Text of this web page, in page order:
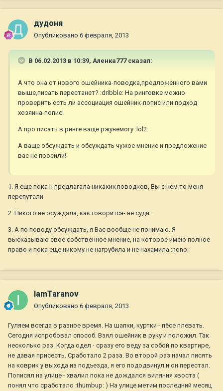
дудоня
Опубликовано 6 февраля, 2013
В 06.02.2013 в 10:39, Аленка777 сказал:
А что она от нового ошейника-поводка,предложенного вами
выше,писать перестанет? :dribble: На ринговке можно
проверить есть ли ассоциация ошейник-попис или подход
хозяина-попис!
А про писать в ринге ваще ржунемогу :lol2:
А ваще обсуждать и обсуждать чужое мнение и предложение
вас не просили!
1. Я еще пока н предлагала никаких поводков, Вы с кем то меня
перепутали
2. Никого не осуждала, как говорится- не суди...
3. А по поводу обсуждать, я Вас вообще не понимаю. Я
высказываю свое собственное мнение, на которое имею полное
право и пока еще никому не нагрубила и не нахамила :nono:
IamTaranov
Опубликовано 6 февраля, 2013
Гуляем всегда в разное время. На шапки, куртки - пёсе плевать.
Сегодня испробовал способ. Взял ошейник в руку и положил. Так
несколько раз. Когда одел - сразу его веду за собой по квартире,
не давая присесть. Сработало 2 раза. Во второй раз начал писять
на коврик у выхода из подъезда, я его пододвинул и он перестал.
Пописял на улице - хвалил пока не дождался виляния хвоста (
понял что сработало :thumbup: ) На улице метим последний месяц